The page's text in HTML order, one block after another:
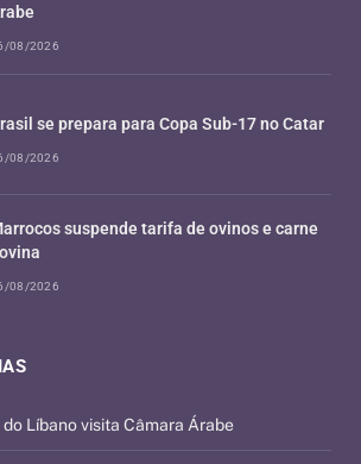
Líbano visita Câmara Árabe
08/2026
se prepara para Copa Sub-17 no Catar
08/2026
suspende tarifa de ovinos e carne
08/2026